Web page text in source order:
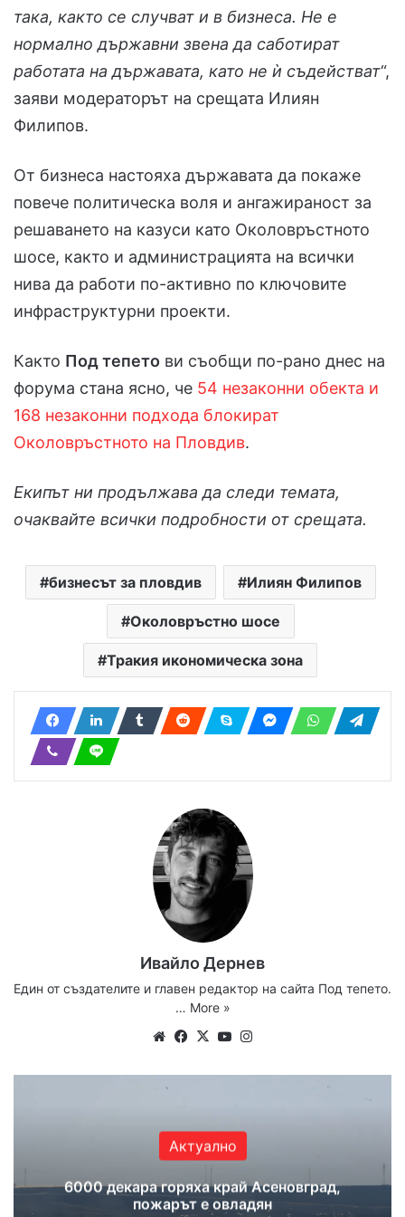
така, както се случват и в бизнеса. Не е
нормално държавни звена да саботират
работата на държавата, като не ѝ съдействат“,
заяви модераторът на срещата Илиян
Филипов.
От бизнеса настояха държавата да покаже
повече политическа воля и ангажираност за
решаването на казуси като Околовръстното
шосе, както и администрацията на всички
нива да работи по-активно по ключовите
инфраструктурни проекти.
Както Под тепето ви съобщи по-рано днес на
форума стана ясно, че 54 незаконни обекта и
168 незаконни подхода блокират
Околовръстното на Пловдив.
Екипът ни продължава да следи темата,
очаквайте всички подробности от срещата.
бизнесът за пловдив Илиян Филипов
Околовръстно шосе
Тракия икономическа зона
Ивайло Дернев
Един от създателите и главен редактор на сайта Под тепето.
… More »
WebsiteFacebook
X YouTube
Актуално
6000 декара горяха край Асеновград,
пожарът е овладян